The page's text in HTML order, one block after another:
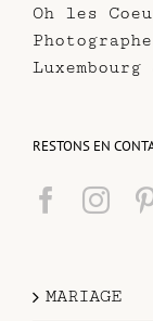
Oh les
Luxembourg
RESTONS EN
MARIAGE